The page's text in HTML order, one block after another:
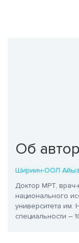
Об
Шириин-ООЛ
Доктор МРТ, врач-
национального
университета им.
специальности –